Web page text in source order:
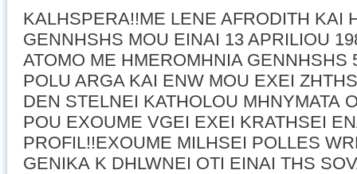
KALHSPERA!!ME LENE AFRODITH KAI
GENNHSHS MOU EINAI 13 APRILIOU
ATOMO ME HMEROMHNIA GENNHSHS
POLU ARGA KAI ENW MOU EXEI
DEN STELNEI KATHOLOU MHNYMATA
POU EXOUME VGEI EXEI KRATHSEI
PROFIL!!EXOUME MILHSEI POLLES
GENIKA K DHLWNEI OTI EINAI THS